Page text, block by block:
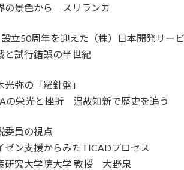
の景色から スリランカ
立50周年を迎えた（株）日本開発サー
と試行錯誤の半世紀
光弥の「羅針盤」
の栄光と挫折 温故知新で歴史を追う
委員の視点
ゼン支援からみたTICADプロセス
研究大学院大学 教授 大野泉